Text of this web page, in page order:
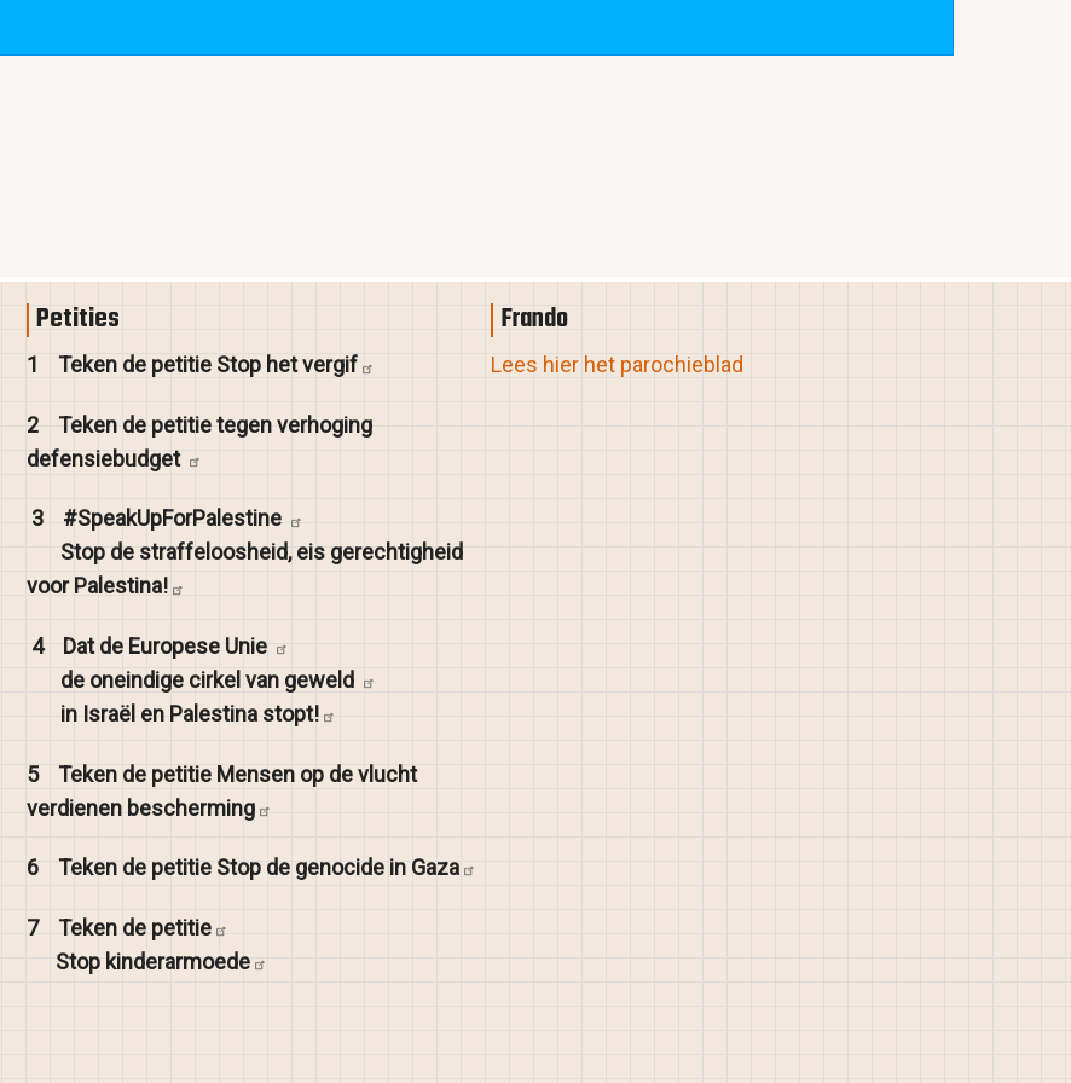
Petities
1Teken de petitie Stop hetvergif
2Teken de petitie tegen verhoging
defensiebudget
3
#SpeakUpForPalestine
Stop de straffeloosheid, eis gerechtigheid
voorPalestina!
4 Dat de Europese Unie
de oneindige cirkel van geweld
in Israël en Palestina stopt!
5Teken de petitie Mensen op de vlucht
verdienen bescherming
6Teken de petitie Stop de genocide in Gaza
7Teken de petitie
Stop kinderarmoede
Frando
Lees hier het parochieblad